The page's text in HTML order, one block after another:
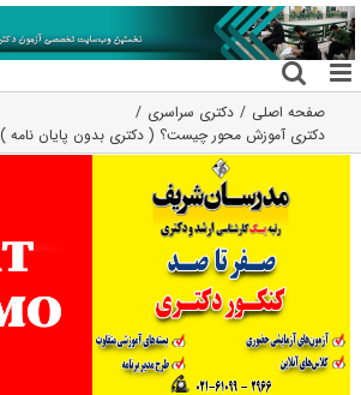
رفتن
به
محتوا
صفحه اصلی
دکتری سراسری
دکتری آموزش محور چیست؟ ( دکتری بدون پایان نامه )